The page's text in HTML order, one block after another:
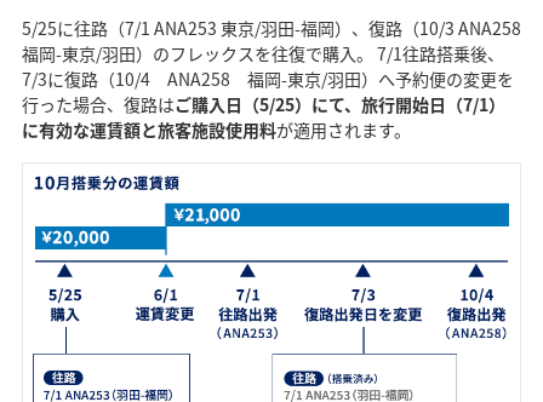
5/25に往路（7/1 ANA253 東京/羽田-福岡）、復路（10/3 ANA258
福岡-東京/羽田）のフレックスを往復で購入。 7/1往路搭乗後、
7/3に復路（10/4 ANA258 福岡-東京/羽田）へ予約便の変更を
行った場合、復路はご購入日（5/25）にて、旅行開始日（7/1）
に有効な運賃額と旅客施設使用料が適用されます。